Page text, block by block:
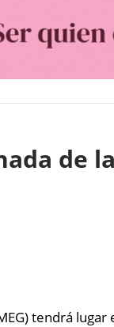
de
tendrá lugar